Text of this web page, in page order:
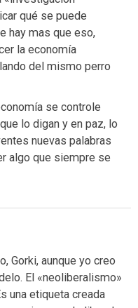
qué se puede
hay mas que eso,
la economía
del mismo perro
se controle
lo digan y en paz, lo
nuevas palabras
algo que siempre se
Gorki, aunque yo creo
El «neoliberalismo»
una etiqueta creada